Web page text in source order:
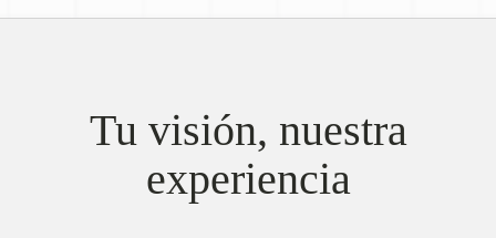
Tu visión, nuestra
experiencia